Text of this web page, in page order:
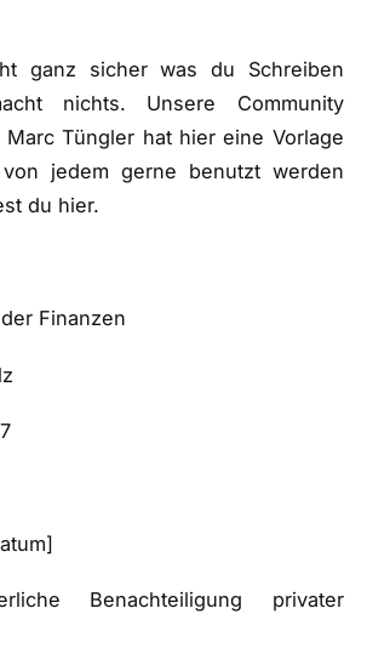
ganz sicher was du Schreiben
nichts. Unsere Community
Tüngler hat hier eine Vorlage
jedem gerne benutzt werden
du hier.
Finanzen
Benachteiligung privater